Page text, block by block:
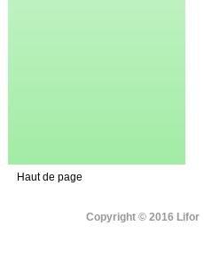
Haut de page
Copyright © 2016 Lifor